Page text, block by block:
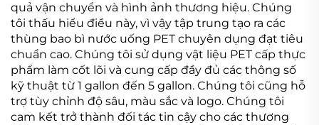
quả vận chuyển và hình ảnh thương hiệu. Chúng
tôi thấu hiểu điều này, vì vậy tập trung tạo ra các
thùng bao bì nước uống PET chuyên dụng đạt tiêu
chuẩn cao. Chúng tôi sử dụng vật liệu PET cấp thực
phẩm làm cốt lõi và cung cấp đầy đủ các thông số
kỹ thuật từ 1 gallon đến 5 gallon. Chúng tôi cũng hỗ
trợ tùy chỉnh độ sâu, màu sắc và logo. Chúng tôi
cam kết trở thành đối tác tin cậy cho các thương